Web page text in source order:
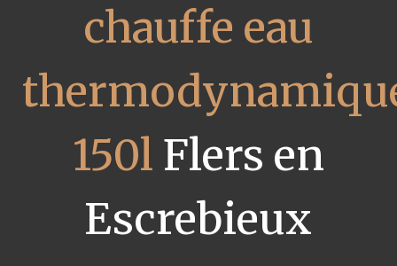
chauffe eau
150l Flers en
Escrebieux